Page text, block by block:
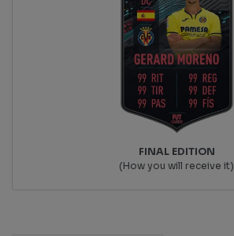
FINAL EDITION
(How you will receive it)